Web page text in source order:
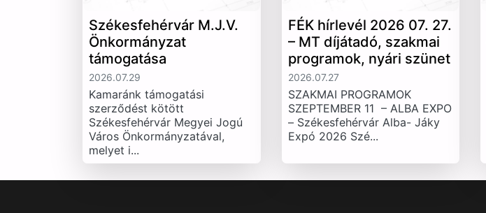
Székesfehérvár M.J.V.
Önkormányzat
támogatása
2026.07.29
Kamaránk támogatási
szerződést kötött
Székesfehérvár Megyei Jogú
Város Önkormányzatával,
melyet i...
FÉK hírlevél 2026 07. 27.
– MT díjátadó, szakmai
programok, nyári szünet
2026.07.27
SZAKMAI PROGRAMOK
SZEPTEMBER 11 – ALBA EXPO
– Székesfehérvár Alba- Jáky
Expó 2026 Szé...